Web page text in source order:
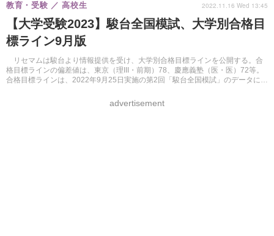
共通テスト 夏休み
8月開催イベント・WS 全国公立高校 過去問 人気記事
自由研究教材（小学生向け）
【大学受験2023】駿台全国模試、大学別合格目
標ライン9月版
リセマムは駿台より情報提供を受け、大学別合格目標ラインを公開する。合
格目標ラインの偏差値は、東京（理III・前期）78、慶應義塾（医・医）72等。
合格目標ラインは、2022年9月25日実施の第2回「駿台全国模試」のデータに基
教育・受験 高校生
advertisement
2022.11.16 Wed 13:45